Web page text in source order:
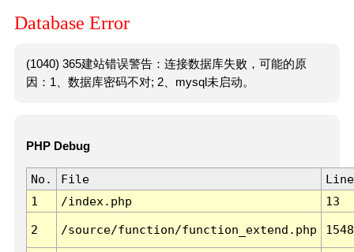
Database Error
(1040) 365建站错误警告：连接数据库失败，可能的原
因：1、数据库密码不对; 2、mysql未启动。
PHP Debug
No. File
Line
1
/index.php 13
2 /source/function/function_extend.php 1548